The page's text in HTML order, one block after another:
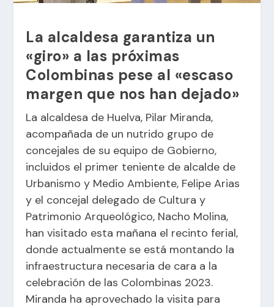
La alcaldesa garantiza un
«giro» a las próximas
Colombinas pese al «escaso
margen que nos han dejado»
La alcaldesa de Huelva, Pilar Miranda,
acompañada de un nutrido grupo de
concejales de su equipo de Gobierno,
incluidos el primer teniente de alcalde de
Urbanismo y Medio Ambiente, Felipe Arias
y el concejal delegado de Cultura y
Patrimonio Arqueológico, Nacho Molina,
han visitado esta mañana el recinto ferial,
donde actualmente se está montando la
infraestructura necesaria de cara a la
celebración de las Colombinas 2023.
Miranda ha aprovechado la visita para